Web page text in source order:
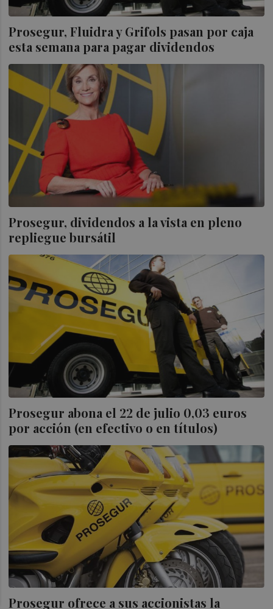
Prosegur, Fluidra y Grifols pasan por caja
esta semana para pagar dividendos
Prosegur, dividendos a la vista en pleno
repliegue bursátil
Prosegur abona el 22 de julio 0,03 euros
por acción (en efectivo o en títulos)
Prosegur ofrece a sus accionistas la